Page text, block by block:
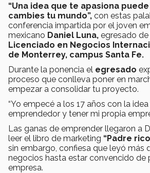
“Una idea que te apasiona
cambies tu mundo”, con estas
conferencia impartida por el joven
mexicano Daniel Luna, egresado de
Licenciado en Negocios
de Monterrey, campus Santa Fe.
Durante la ponencia el egresado
proceso que conlleva poner en
empezar a consolidar tu proyecto.
“Yo empecé a los 17 años con la
emprendedor y tener mi propia
Las ganas de emprender llegaron a
leer el libro de marketing “Padre
sin embargo, confiesa que leyó más
negocios hasta estar convencido de
empresa.